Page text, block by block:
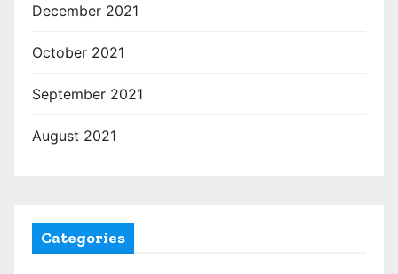
December 2021
October 2021
September 2021
August 2021
Categories